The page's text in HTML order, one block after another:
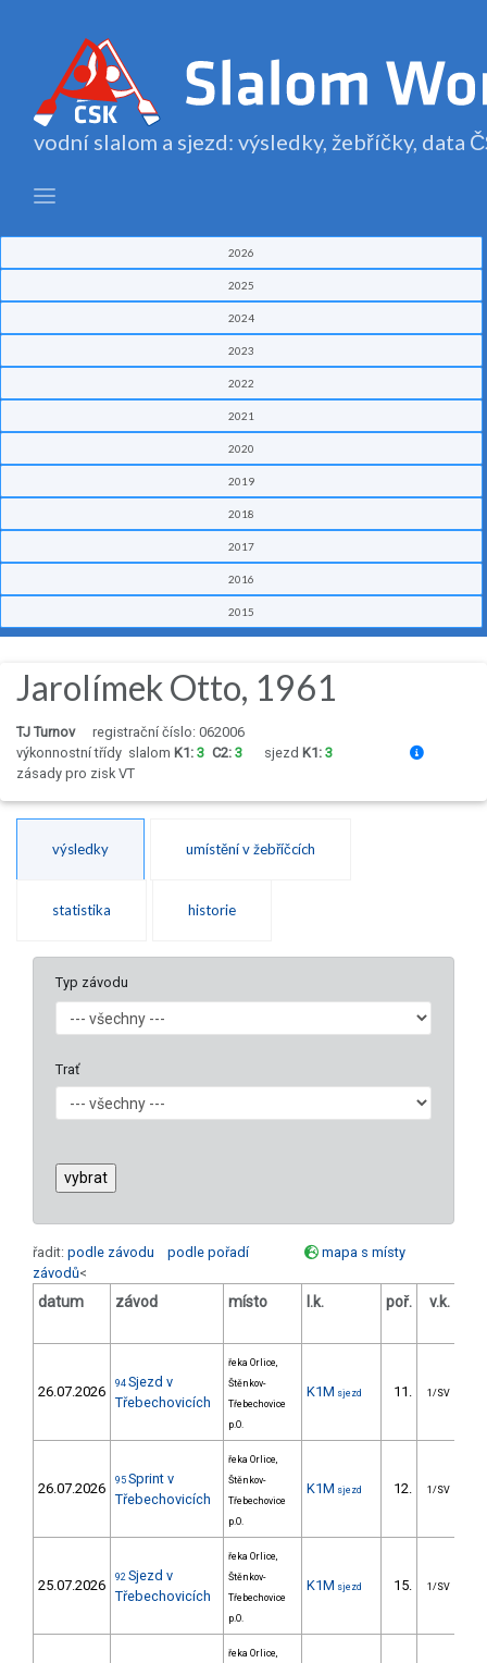
vodní slalom a sjezd: výsledky, žebříčky, data
2026
2025
2024
2023
2022
2021
2020
2019
2018
2017
2016
2015
Jarolímek Otto, 1961
TJ Turnov
registrační číslo: 062006
výkonnostní třídy slalom K1: 3 C2: 3 sjezd K1: 3
zásady pro zisk VT
výsledky umístění v žebříčcích
statistika historie
Typ závodu
Trať
řadit: podle závodu podle pořadí
mapa s místy
závodů<
datum závod místo l.k. poř. v.k.
26.07.2026 94 Sjezd v
Třebechovicích
řeka Orlice,
Štěnkov-
Třebechovice
p.O.
K1M sjezd 11. 1/SV
26.07.2026 95 Sprint v
Třebechovicích
řeka Orlice,
Štěnkov-
Třebechovice
p.O.
K1M sjezd 12. 1/SV
25.07.2026 92 Sjezd v
Třebechovicích
řeka Orlice,
Štěnkov-
Třebechovice
p.O.
K1M sjezd 15. 1/SV
řeka Orlice,